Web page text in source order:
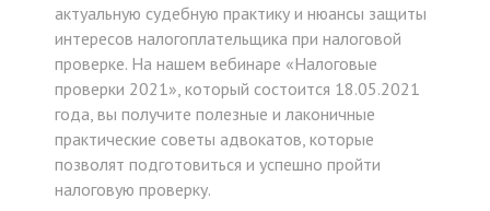
актуальную судебную практику и нюансы защиты
интересов налогоплательщика при налоговой
проверке. На нашем вебинаре «Налоговые
проверки 2021», который состоится 18.05.2021
года, вы получите полезные и лаконичные
практические советы адвокатов, которые
позволят подготовиться и успешно пройти
налоговую проверку.